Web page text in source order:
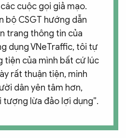
cuộc gọi giả mạo.
bộ CSGT hướng dẫn
trang thông tin của
dụng VNeTraffic, tôi tự
tiện của mình bất cứ lúc
rất thuận tiện, minh
dân yên tâm hơn,
tượng lừa đảo lợi dụng”.